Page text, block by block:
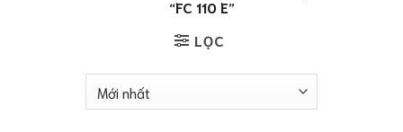
“FC 110 E”
LỌC